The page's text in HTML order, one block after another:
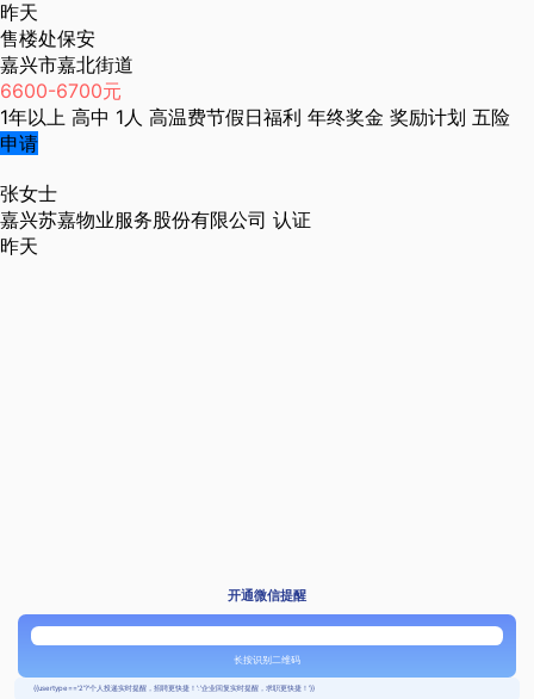
昨天
售楼处保安
嘉兴市嘉北街道
6600-6700元
1年以上 高中 1人 高温费节假日福利 年终奖金 奖励计划 五险
申请
张女士
嘉兴苏嘉物业服务股份有限公司 认证
昨天
开通微信提醒
长按识别二维码
{{usertype=='2'?'个人投递实时提醒，招聘更快捷！':'企业回复实时提醒，求职更快捷！'}}